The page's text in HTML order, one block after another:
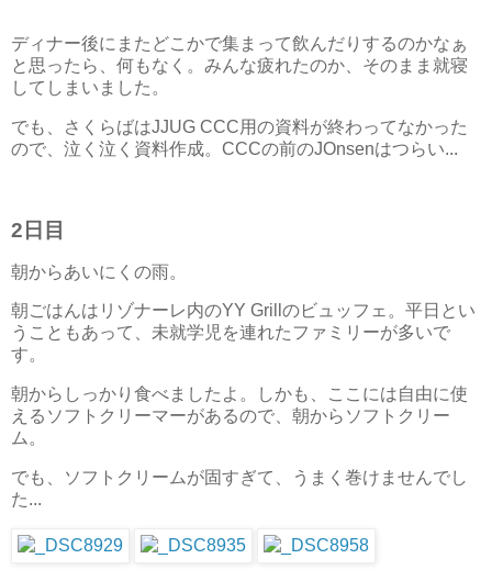
ディナー後にまたどこかで集まって飲んだりするのかなぁ
と思ったら、何もなく。みんな疲れたのか、そのまま就寝
してしまいました。
でも、さくらばはJJUG CCC用の資料が終わってなかった
ので、泣く泣く資料作成。CCCの前のJOnsenはつらい...
2日目
朝からあいにくの雨。
朝ごはんはリゾナーレ内のYY Grillのビュッフェ。平日とい
うこともあって、未就学児を連れたファミリーが多いで
す。
朝からしっかり食べましたよ。しかも、ここには自由に使
えるソフトクリーマーがあるので、朝からソフトクリー
ム。
でも、ソフトクリームが固すぎて、うまく巻けませんでし
た...